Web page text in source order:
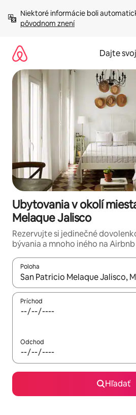
obsah.
Niektoré informácie boli
pôvodnom znení
Dajte
Ubytovania v okolí
Melaque Jalisco
Rezervujte si jedinečné
bývania a mnoho iného na Airbnb
Poloha
Keď budú výsledky k dispozícii,
Príchod
Odchod
Hľadať